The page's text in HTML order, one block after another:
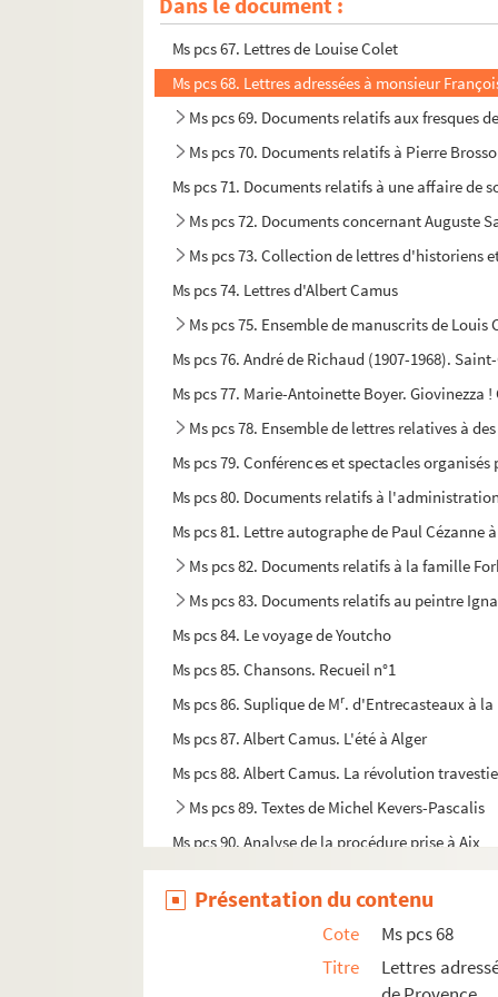
Ms pcs 66. Lettres de Jean-Louis Vaudoyer
Ms pcs 67. Lettres de Louise Colet
Ms pcs 68. Lettres adressées à monsieur
Ms pcs 69. Documents relatifs aux fresques
Ms pcs 70. Documents relatifs à Pierre
Ms pcs 71. Documents relatifs à une affaire de
Ms pcs 72. Documents concernant Auguste
Ms pcs 73. Collection de lettres d'historiens
Ms pcs 74. Lettres d'Albert Camus
Ms pcs 75. Ensemble de manuscrits de Louis
Ms pcs 76. André de Richaud (1907-1968).
Ms pcs 77. Marie-Antoinette Boyer. Giovinezza !
Ms pcs 78. Ensemble de lettres relatives à
Ms pcs 79. Conférences et spectacles
Ms pcs 80. Documents relatifs à
Ms pcs 81. Lettre autographe de Paul Cézanne
Ms pcs 82. Documents relatifs à la famille
Ms pcs 83. Documents relatifs au peintre
Ms pcs 84. Le voyage de Youtcho
Ms pcs 85. Chansons. Recueil n°1
Ms pcs 86. Suplique de Mr. d'Entrecasteaux à
Ms pcs 87. Albert Camus. L'été à Alger
Ms pcs 88. Albert Camus. La révolution travestie
Ms pcs 89. Textes de Michel Kevers-Pascalis
Ms pcs 90. Analyse de la procédure prise à Aix
Ms pcs 91. Lettre de Joachim Gasquet à
Ms pcs 92. Lettre de Joachim Gasquet à
Ms pcs 93. Lettres de Charles Maurras à
Ms pcs 94. Manuscrits et correspondance
Présentation du contenu
Cote
Ms pcs 68
Titre
Lettres